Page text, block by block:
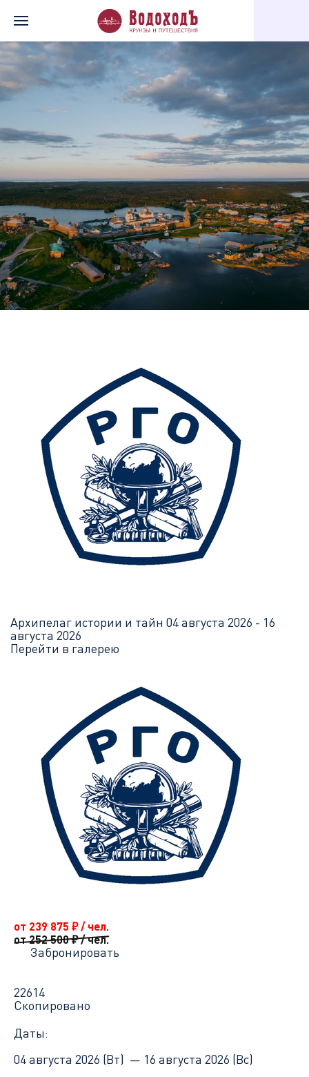
Архипелаг истории и тайн 04 августа 2026 - 16
августа 2026
Перейти в галерею
от 239 875 ₽/ чел.
от 252 500₽/ чел.
Забронировать
22614
Скопировано
Даты:
04 августа 2026 (Вт) — 16 августа 2026 (Вс)